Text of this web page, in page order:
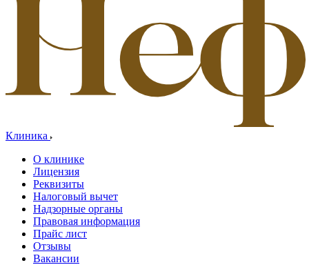
Клиника
О клинике
Лицензия
Реквизиты
Налоговый вычет
Надзорные органы
Правовая информация
Прайс лист
Отзывы
Вакансии